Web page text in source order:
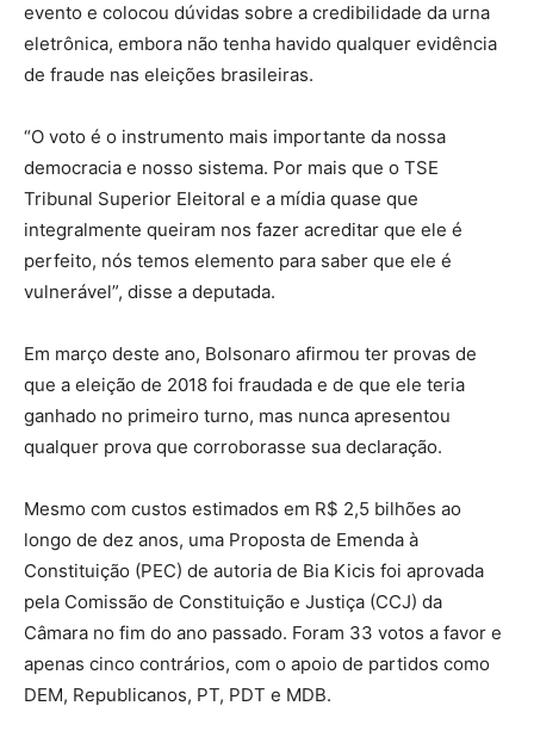
evento e colocou dúvidas sobre a credibilidade da urna
eletrônica, embora não tenha havido qualquer evidência
de fraude nas eleições brasileiras.
“O voto é o instrumento mais importante da nossa
democracia e nosso sistema. Por mais que o TSE
Tribunal Superior Eleitoral e a mídia quase que
integralmente queiram nos fazer acreditar que ele é
perfeito, nós temos elemento para saber que ele é
vulnerável”, disse a deputada.
Em março deste ano, Bolsonaro afirmou ter provas de
que a eleição de 2018 foi fraudada e de que ele teria
ganhado no primeiro turno, mas nunca apresentou
qualquer prova que corroborasse sua declaração.
Mesmo com custos estimados em R$ 2,5 bilhões ao
longo de dez anos, uma Proposta de Emenda à
Constituição (PEC) de autoria de Bia Kicis foi aprovada
pela Comissão de Constituição e Justiça (CCJ) da
Câmara no fim do ano passado. Foram 33 votos a favor e
apenas cinco contrários, com o apoio de partidos como
DEM, Republicanos, PT, PDT e MDB.